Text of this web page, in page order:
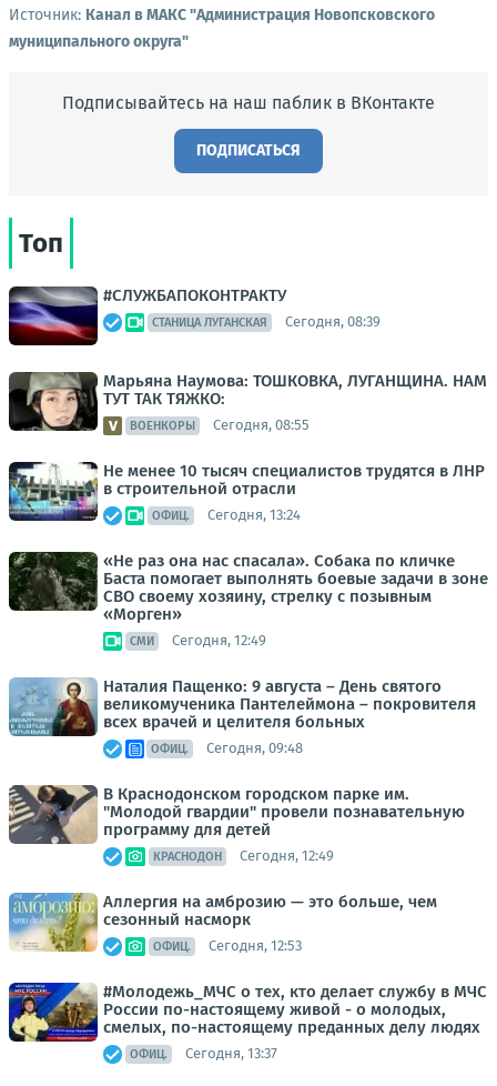
Источник: Канал в МАКС "Администрация Новопсковского
муниципального округа"
Подписывайтесь на наш паблик в ВКонтакте
ПОДПИСАТЬСЯ
Топ
#СЛУЖБАПОКОНТРАКТУ
СТАНИЦА ЛУГАНСКАЯ Сегодня, 08:39
Марьяна Наумова: ТОШКОВКА, ЛУГАНЩИНА. НАМ
ТУТ ТАК ТЯЖКО:
ВОЕНКОРЫ Сегодня, 08:55
Не менее 10 тысяч специалистов трудятся в ЛНР
в строительной отрасли
ОФИЦ. Сегодня, 13:24
«Не раз она нас спасала». Собака по кличке
Баста помогает выполнять боевые задачи в зоне
СВО своему хозяину, стрелку с позывным
«Морген»
СМИ Сегодня, 12:49
Наталия Пащенко: 9 августа – День святого
великомученика Пантелеймона – покровителя
всех врачей и целителя больных
ОФИЦ. Сегодня, 09:48
В Краснодонском городском парке им.
"Молодой гвардии" провели познавательную
программу для детей
КРАСНОДОН Сегодня, 12:49
Аллергия на амброзию — это больше, чем
сезонный насморк
ОФИЦ. Сегодня, 12:53
#Молодежь_МЧС о тех, кто делает службу в МЧС
России по-настоящему живой - о молодых,
смелых, по-настоящему преданных делу людях
ОФИЦ. Сегодня, 13:37